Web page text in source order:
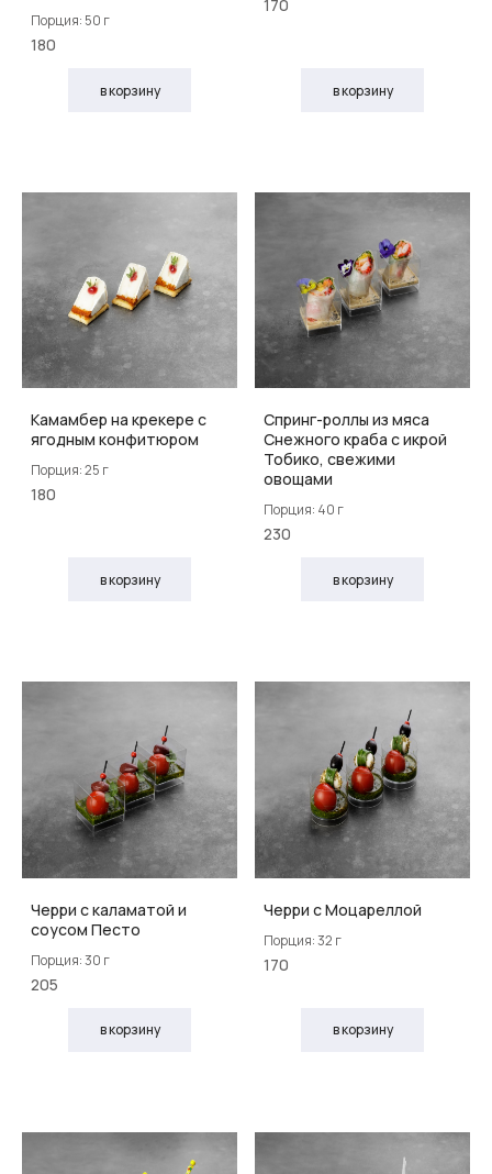
Порция: 50 г
180
в корзину
170
в корзину
Камамбер на крекере с
ягодным конфитюром
Порция: 25 г
180
в корзину
Спринг-роллы из мяса
Снежного краба с икрой
Тобико, свежими
овощами
Порция: 40 г
230
в корзину
Черри с каламатой и
соусом Песто
Порция: 30 г
205
в корзину
Черри с Моцареллой
Порция: 32 г
170
в корзину